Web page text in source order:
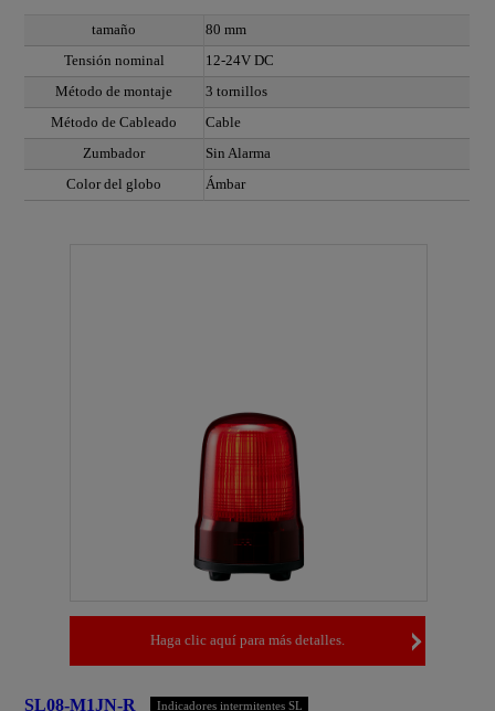
tamaño
80 mm
Tensión nominal
12-24V DC
Método de montaje
3 tornillos
Método de Cableado
Cable
Zumbador
Sin Alarma
Color del globo
Ámbar
Haga clic aquí para más detalles.
SL08-M1JN-R Indicadores intermitentes SL